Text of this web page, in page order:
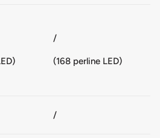
/
(168 perline LED)
/